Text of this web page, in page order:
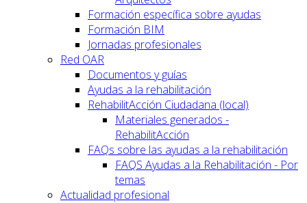
Formación específica sobre ayudas
Formación BIM
Jornadas profesionales
Red OAR
Documentos y guías
Ayudas a la rehabilitación
RehabilitAcción Ciudadana (local)
Materiales generados -
RehabilitAcción
FAQs sobre las ayudas a la rehabilitación
FAQS Ayudas a la Rehabilitación - Por
temas
Actualidad profesional